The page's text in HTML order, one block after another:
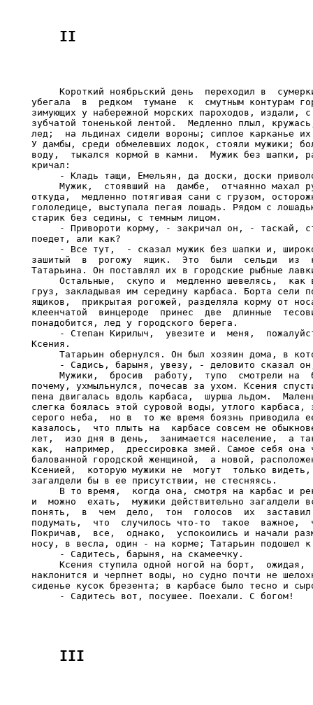
Короткий ноябрьский день  переходил в
убегала  в  редком  тумане  к  смутным контурам
зимующих у набережной морских пароходов, издали,
зубчатой тоненькой лентой.  Медленно плыл,
лед;  на льдинах сидели вороны; сиплое карканье
У дамбы, среди обмелевших лодок, стояли мужики;
воду,  тыкался кормой в камни.  Мужик без шапки,
кричал:
- Кладь тащи, Емельян, да доски, доски
Мужик,  стоявший на  дамбе,  отчаянно махал
откуда,  медленно потягивая сани с грузом,
гололедице, выступала пегая лошадь. Рядом с
старик без седины, с темным лицом.
- Привороти корму, - закричал он, - таскай,
поедет, али как?
- Все тут,  - сказал мужик без шапки и,
зашитый  в  рогожу  ящик.  Это  были  сельди  из
Татарьина. Он поставлял их в городские рыбные
Остальные,  скупо и  медленно шевелясь,  как
груз, закладывая им середину карбаса. Борта сели
ящиков,  прикрытая рогожей, разделяла корму от
клеенчатой  винцероде  принес  две  длинные
понадобится, лед у городского берега.
- Степан Кирилыч,  увезите и  меня,
Ксения.
Татарьин обернулся. Он был хозяин дома, в
- Садись, барыня, увезу, - деловито сказал
Мужики,  бросив  работу,  тупо  смотрели на
почему, ухмыльнулся, почесав за ухом. Ксения
пена двигалась вдоль карбаса,  шурша льдом.
слегка боялась этой суровой воды, утлого карбаса,
серого неба,  но в  то же время боязнь приводила
казалось,  что плыть на  карбасе совсем не
лет,  изо дня в день,  занимается население,  а
как,  например,  дрессировка змей. Самое себя она
балованной городской женщиной,  а новой,
Ксенией,  которую мужики не  могут  только
загалдели бы в ее присутствии, не стесняясь.
В то время,  когда она, смотря на карбас и
и  можно  ехать,  мужики действительно загалдели
понять,  в  чем  дело,  тон  голосов  их  заставил
подумать,  что  случилось что-то  такое  важное,
Покричав,  все,  однако,  успокоились и начали
носу, в весла, один - на корме; Татарьин подошел
     - Садитесь, барыня, на скамеечку.
Ксения ступила одной ногой на борт,  ожидая,
наклонится и черпнет воды, но судно почти не
сиденье кусок брезента; в карбасе было тесно и